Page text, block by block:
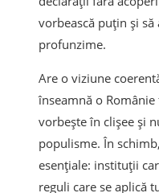
vorbească puțin și să
profunzime.
Are o viziune
înseamnă o
vorbește în clișee și
populisme. În
esențiale: instituții
reguli care se aplică